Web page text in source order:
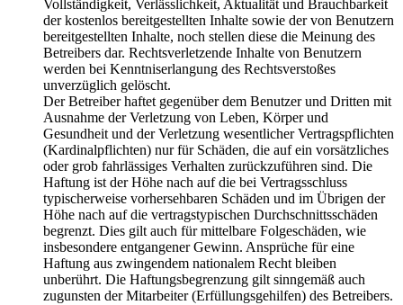
Vollständigkeit, Verlässlichkeit, Aktualität und Brauchbarkeit
der kostenlos bereitgestellten Inhalte sowie der von Benutzern
bereitgestellten Inhalte, noch stellen diese die Meinung des
Betreibers dar. Rechtsverletzende Inhalte von Benutzern
werden bei Kenntniserlangung des Rechtsverstoßes
unverzüglich gelöscht.
Der Betreiber haftet gegenüber dem Benutzer und Dritten mit
Ausnahme der Verletzung von Leben, Körper und
Gesundheit und der Verletzung wesentlicher Vertragspflichten
(Kardinalpflichten) nur für Schäden, die auf ein vorsätzliches
oder grob fahrlässiges Verhalten zurückzuführen sind. Die
Haftung ist der Höhe nach auf die bei Vertragsschluss
typischerweise vorhersehbaren Schäden und im Übrigen der
Höhe nach auf die vertragstypischen Durchschnittsschäden
begrenzt. Dies gilt auch für mittelbare Folgeschäden, wie
insbesondere entgangener Gewinn. Ansprüche für eine
Haftung aus zwingendem nationalem Recht bleiben
unberührt. Die Haftungsbegrenzung gilt sinngemäß auch
zugunsten der Mitarbeiter (Erfüllungsgehilfen) des Betreibers.